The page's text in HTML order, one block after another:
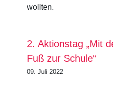
wollten.
2. Aktionstag „Mit
Fuß zur Schule“
09. Juli 2022